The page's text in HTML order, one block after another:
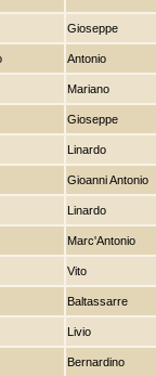
Gioseppe
Antonio
Mariano
Gioseppe
Linardo
Gioanni Antonio
Linardo
Marc'Antonio
Vito
Baltassarre
Livio
Bernardino